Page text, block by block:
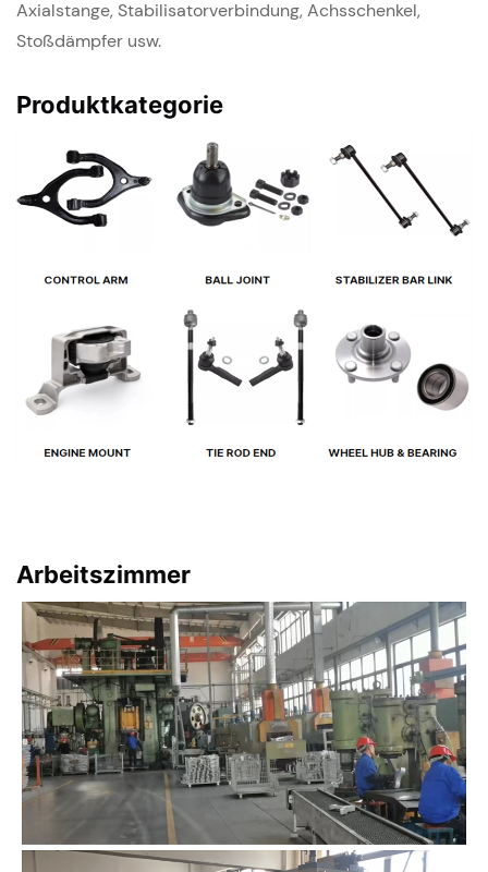
Axialstange, Stabilisatorverbindung, Achsschenkel,
Stoßdämpfer usw.
Produktkategorie
Arbeitszimmer